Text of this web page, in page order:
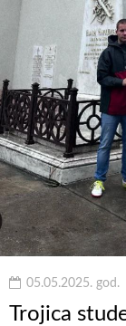
05.05.2025. god.
Trojica